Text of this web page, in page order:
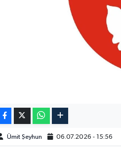
Ümit Şeyhun 06.07.2026 - 15:56